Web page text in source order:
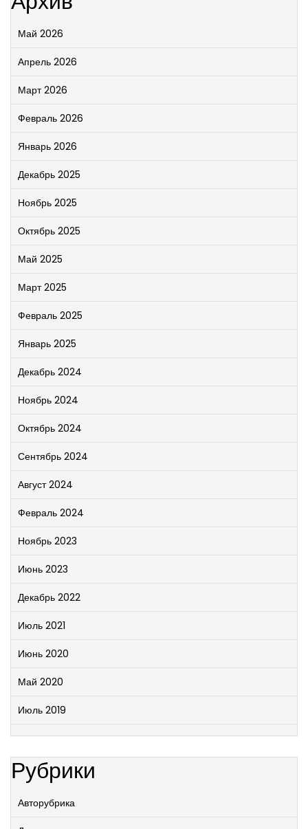
Май 2026
Апрель 2026
Март 2026
Февраль 2026
Январь 2026
Декабрь 2025
Ноябрь 2025
Октябрь 2025
Май 2025
Март 2025
Февраль 2025
Январь 2025
Декабрь 2024
Ноябрь 2024
Октябрь 2024
Сентябрь 2024
Август 2024
Февраль 2024
Ноябрь 2023
Июнь 2023
Декабрь 2022
Июль 2021
Июнь 2020
Май 2020
Июль 2019
Рубрики
Авторубрика